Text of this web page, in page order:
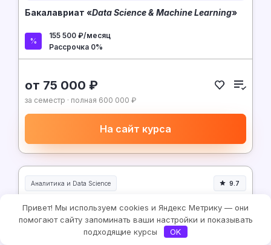
Бакалавриат «Data Science & Machine Learning»
155 500 ₽/месяц
Рассрочка 0%
от 75 000 ₽
за семестр · полная 600 000 ₽
На сайт курса
Аналитика и Data Science 9.7
Привет! Мы используем cookies и Яндекс Метрику — они
помогают сайту запоминать ваши настройки и показывать
подходящие курсы
OK